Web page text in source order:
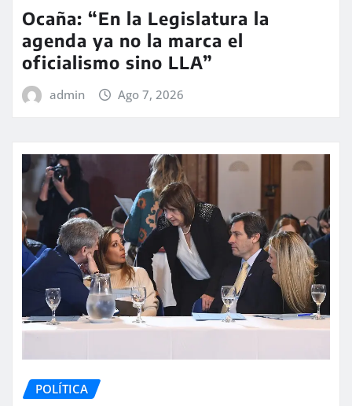
Ocaña: “En la Legislatura la
agenda ya no la marca el
oficialismo sino LLA”
admin Ago 7, 2026
POLÍTICA